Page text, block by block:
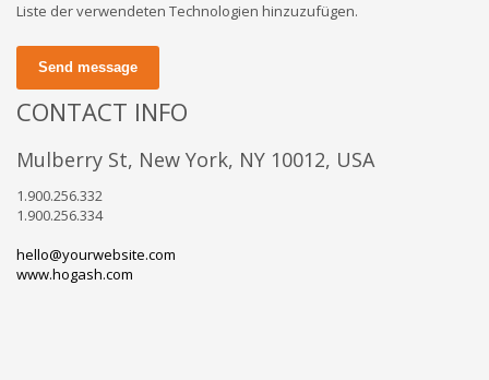
Liste der verwendeten Technologien hinzuzufügen.
Send message
CONTACT INFO
Mulberry St, New York, NY 10012, USA
1.900.256.332
1.900.256.334
hello@yourwebsite.com
www.hogash.com